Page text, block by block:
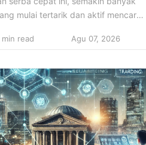
mulai tertarik dan aktif mencari
bahkan hingga mencapai
Online Terbongkar yang
fleksibilitas tinggi serta
akses tanpa batas. Tren
yang dapat dijalankan langsung
kenyamanan rumah ini memang
populer […]
min read Agu 07, 2026